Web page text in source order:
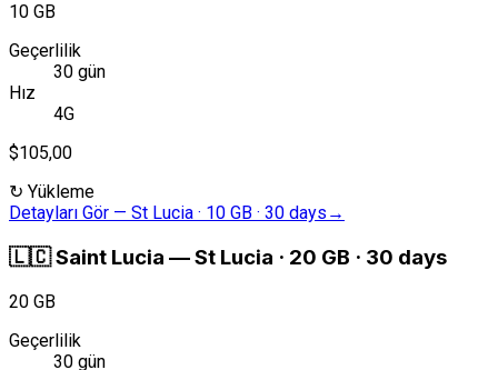
10 GB
Geçerlilik
30 gün
Hız
4G
$105,00
↻ Yükleme
Detayları Gör — St Lucia · 10 GB · 30 days →
🇱🇨Saint Lucia —St Lucia · 20 GB · 30 days
20 GB
Geçerlilik
30 gün